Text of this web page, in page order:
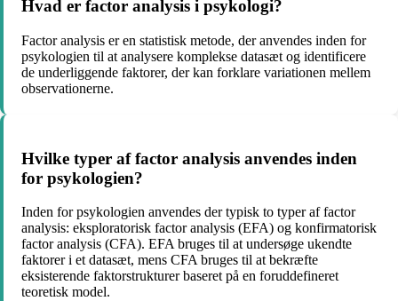
Hvad er factor analysis i psykologi?
Factor analysis er en statistisk metode, der anvendes inden for
psykologien til at analysere komplekse datasæt og identificere
de underliggende faktorer, der kan forklare variationen mellem
observationerne.
Hvilke typer af factor analysis anvendes inden
for psykologien?
Inden for psykologien anvendes der typisk to typer af factor
analysis: eksploratorisk factor analysis (EFA) og konfirmatorisk
factor analysis (CFA). EFA bruges til at undersøge ukendte
faktorer i et datasæt, mens CFA bruges til at bekræfte
eksisterende faktorstrukturer baseret på en foruddefineret
teoretisk model.